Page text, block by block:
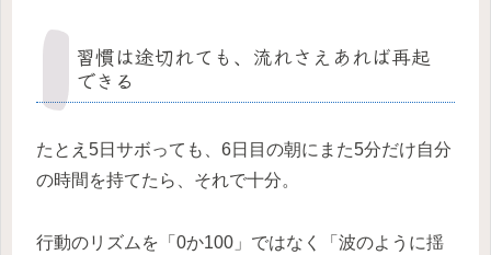
習慣は途切れても、流れさえあれば再起
できる
たとえ5日サボっても、6日目の朝にまた5分だけ自分
の時間を持てたら、それで十分。
行動のリズムを「0か100」ではなく「波のように揺